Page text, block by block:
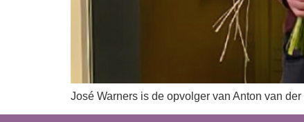
José Warners is de opvolger van Anton van